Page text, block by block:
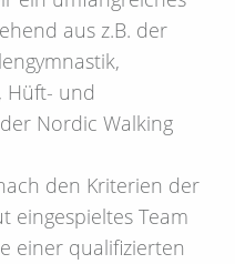
aus z.B. der
Hüft- und
Nordic Walking
den Kriterien der
eingespieltes Team
einer qualifizierten